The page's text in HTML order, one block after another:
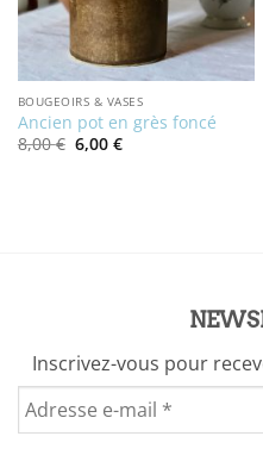
BOUGEOIRS & VASES
Ancien pot en grès foncé
8,00€ Le
prix
6,00 €Le
Inscrivez-vous pour